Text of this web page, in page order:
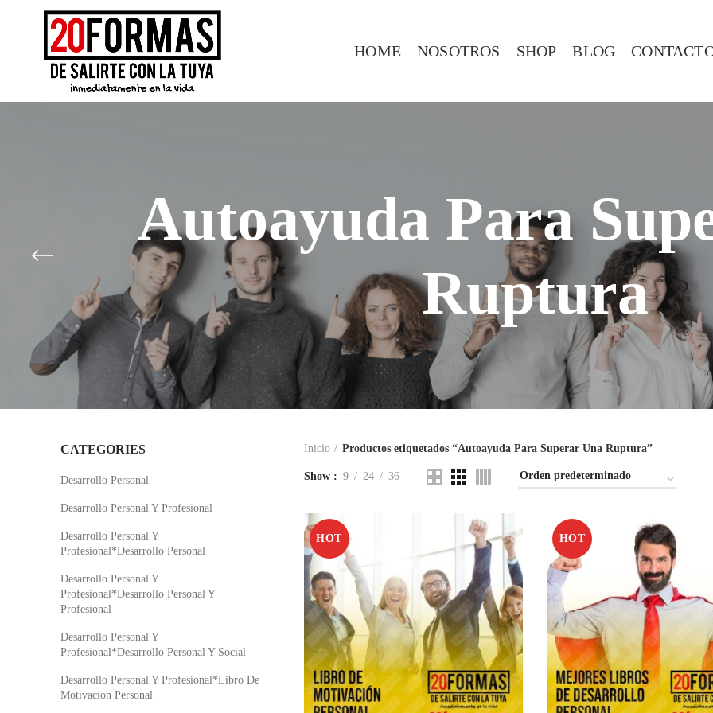
HOME NOSOTROS SHOP BLOG
Autoayuda Para
Ruptura
Inicio Productos etiquetados “Autoayuda Para Superar Una Ruptura”
Show 9 24 36
HOT HOT
CATEGORIES
Desarrollo Personal
Desarrollo Personal Y Profesional
Desarrollo Personal Y
Profesional*Desarrollo Personal
Desarrollo Personal Y
Profesional*Desarrollo Personal Y
Profesional
Desarrollo Personal Y
Profesional*Desarrollo Personal Y Social
Desarrollo Personal Y Profesional*Libro De
Motivacion Personal